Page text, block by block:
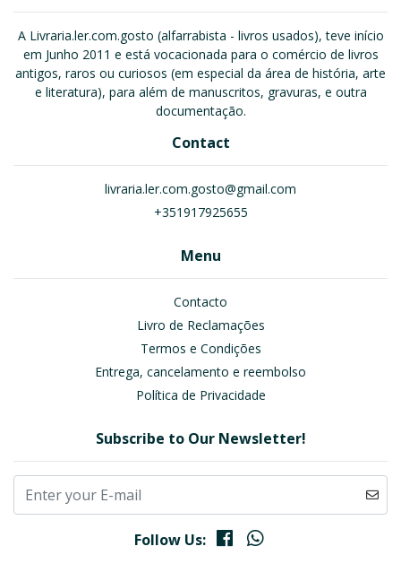
A Livraria.ler.com.gosto (alfarrabista - livros usados), teve início
em Junho 2011 e está vocacionada para o comércio de livros
antigos, raros ou curiosos (em especial da área de história, arte
e literatura), para além de manuscritos, gravuras, e outra
documentação.
Contact
livraria.ler.com.gosto@gmail.com
+351917925655
Menu
Contacto
Livro de Reclamações
Termos e Condições
Entrega, cancelamento e reembolso
Política de Privacidade
Subscribe to Our Newsletter!
Follow Us: